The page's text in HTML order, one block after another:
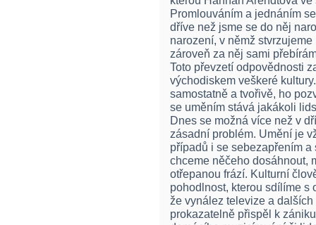
Promlouváním a jednáním
dříve než jsme se do něj
narození, v němž
zároveň za něj sami
Toto převzetí odpovědnosti
východiskem veškeré
samostatně a tvořivě, ho
se uměním stává jakákoli
Dnes se možná více než v
zásadní problém. Umění je
případů i se sebezapřením a
chceme něčeho dosáhnout,
otřepanou frází. Kulturní
pohodlnost, kterou sdílíme s
že vynález televize a
prokazatelně přispěl k